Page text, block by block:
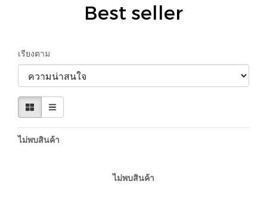
Best seller
เรียงตาม
ไม่พบสินค้า
ไม่พบสินค้า